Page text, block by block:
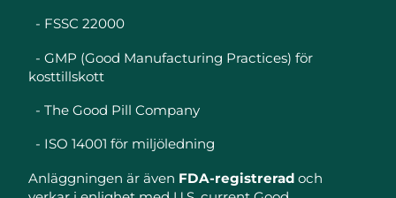
- FSSC 22000
- GMP (Good Manufacturing Practices) för
kosttillskott
- The Good Pill Company
- ISO 14001 för miljöledning
Anläggningen är även FDA-registrerad och